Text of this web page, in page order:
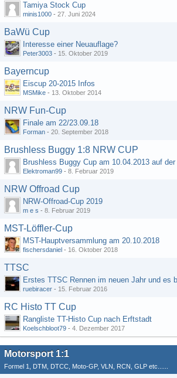
Tamiya Stock Cup
minis1000 - 27. Juni 2024
BaWü Cup
Interesse einer Neuauflage?
Peter3003 - 15. Oktober 2019
Bayerncup
Eiscup 20-2015 Infos
MSMike - 13. Oktober 2014
NRW Fun-Cup
Finale am 22/23.09.18
Forman - 20. September 2018
Brushless Buggy 1:8 NRW CUP
Elektroman99 - 8. Februar 2019
NRW Offroad Cup
NRW-Offroad-Cup 2019
m e s - 8. Februar 2019
MST-Löffler-Cup
MST-Hauptversammlung am 20.10.2018
fischersdaniel - 16. Oktober 2018
TTSC
ruebiracer - 15. Februar 2016
RC Histo TT Cup
Rangliste TT-Histo Cup nach Erftstadt
Koelschbloot79 - 4. Dezember 2017
Motorsport 1:1
Formel 1, DTM, DTCC, Moto-GP, VLN, RCN, GLP etc......